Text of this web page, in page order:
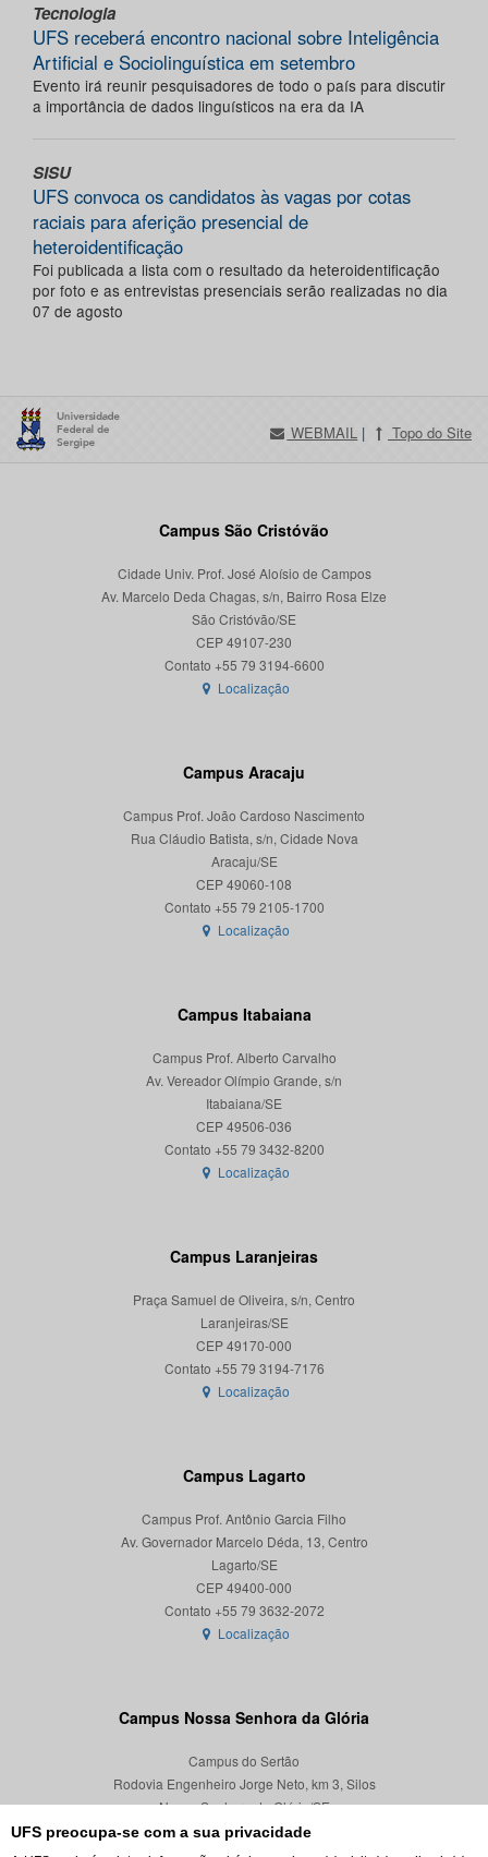
UFS preocupa-se com a sua privacidade
Tecnologia
UFS receberá encontro nacional sobre Inteligência
Artificial e Sociolinguística em setembro
Evento irá reunir pesquisadores de todo o país para discutir
a importância de dados linguísticos na era da IA
SISU
UFS convoca os candidatos às vagas por cotas
raciais para aferição presencial de
heteroidentificação
Foi publicada a lista com o resultado da heteroidentificação
por foto e as entrevistas presenciais serão realizadas no dia
07 de agosto
WEBMAIL | Topo do Site
Campus São Cristóvão
Cidade Univ. Prof. José Aloísio de Campos
Av. Marcelo Deda Chagas, s/n, Bairro Rosa Elze
São Cristóvão/SE
CEP 49107-230
Localização
Campus Aracaju
Campus Prof. João Cardoso Nascimento
Rua Cláudio Batista, s/n, Cidade Nova
Aracaju/SE
CEP 49060-108
Localização
Campus Itabaiana
Campus Prof. Alberto Carvalho
Av. Vereador Olímpio Grande, s/n
Itabaiana/SE
CEP 49506-036
Localização
Campus Laranjeiras
Praça Samuel de Oliveira, s/n, Centro
Laranjeiras/SE
CEP 49170-000
Localização
Campus Lagarto
Campus Prof. Antônio Garcia Filho
Av. Governador Marcelo Déda, 13, Centro
Lagarto/SE
CEP 49400-000
Localização
Campus Nossa Senhora da Glória
Campus do Sertão
Rodovia Engenheiro Jorge Neto, km 3, Silos
Nossa Senhora da Glória/SE
CEP 49680-000